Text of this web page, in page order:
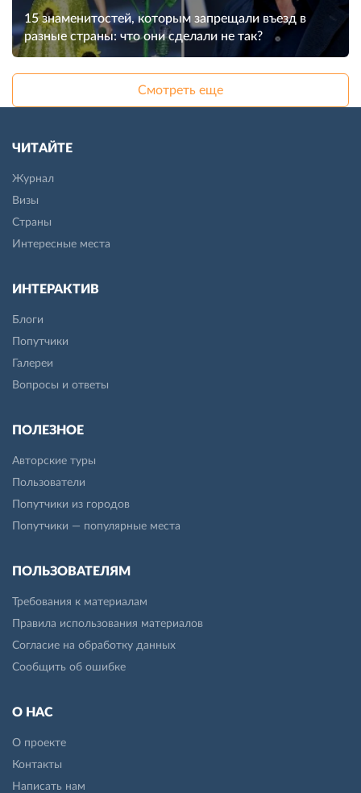
15 знаменитостей, которым запрещали въезд в
разные страны: что они сделали не так?
Смотреть еще
ЧИТАЙТЕ
Журнал
Визы
Страны
Интересные места
ИНТЕРАКТИВ
Блоги
Попутчики
Галереи
Вопросы и ответы
ПОЛЕЗНОЕ
Авторские туры
Пользователи
Попутчики из городов
Попутчики — популярные места
ПОЛЬЗОВАТЕЛЯМ
Требования к материалам
Правила использования материалов
Согласие на обработку данных
Сообщить об ошибке
О НАС
О проекте
Контакты
Написать нам